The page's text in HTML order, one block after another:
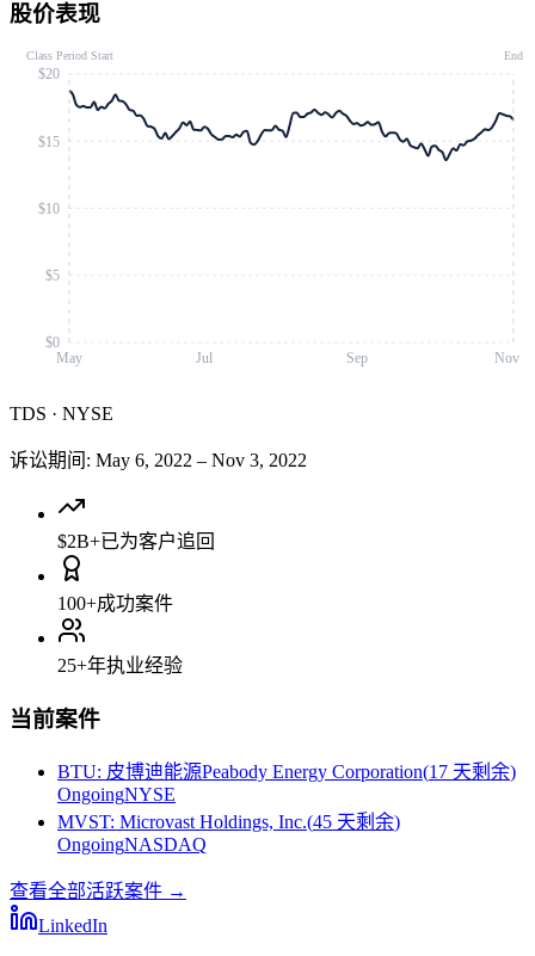
股价表现
May Jul Sep Nov
$0
$5
$10
$15
$20
Class Period Start End
TDS · NYSE
诉讼期间 : May 6, 2022 – Nov 3, 2022
$2B+已为客户追回
100+成功案件
25+年执业经验
当前案件
BTU: 皮博迪能源Peabody Energy Corporation(17 天剩余)
OngoingNYSE
MVST: Microvast Holdings, Inc.(45 天剩余)
OngoingNASDAQ
查看全部活跃案件 →
LinkedIn